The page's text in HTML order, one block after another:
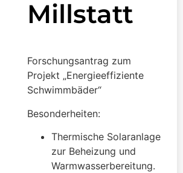
Millstatt
Forschungsantrag zum
Projekt „Energieeffiziente
Schwimmbäder“
Besonderheiten:
Thermische Solaranlage
zur Beheizung und
Warmwasserbereitung.